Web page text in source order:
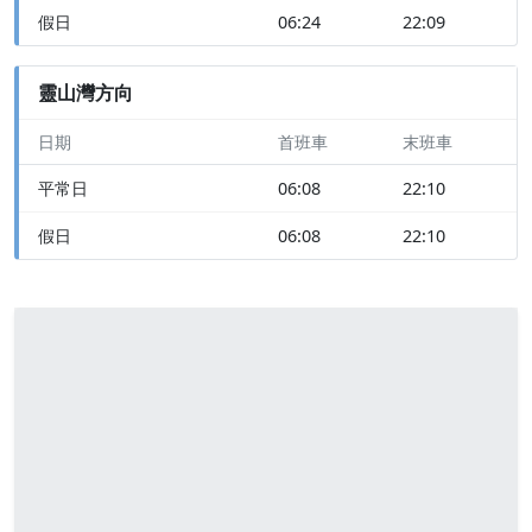
假日 06:24 22:09
靈山灣方向
日期 首班車 末班車
平常日 06:08 22:10
假日 06:08 22:10